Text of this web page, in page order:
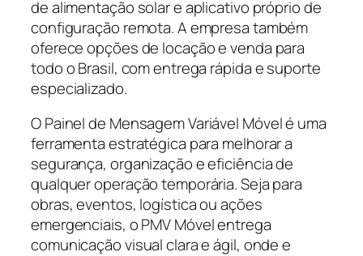
de alimentação solar e aplicativo próprio de
configuração remota. A empresa também
oferece opções de locação e venda para
todo o Brasil, com entrega rápida e suporte
especializado.
O Painel de Mensagem Variável Móvel é uma
ferramenta estratégica para melhorar a
segurança, organização e eficiência de
qualquer operação temporária. Seja para
obras, eventos, logística ou ações
emergenciais, o PMV Móvel entrega
comunicação visual clara e ágil, onde e